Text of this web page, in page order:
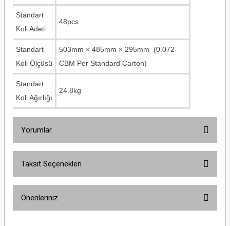
Standart
Koli Adeti
48pcs
Standart
Koli Ölçüsü
503mm × 485mm × 295mm (0.072
CBM Per Standard Carton)
Standart
Koli Ağırlığı
24.8kg
Yorumlar
Taksit Seçenekleri
Önerileriniz